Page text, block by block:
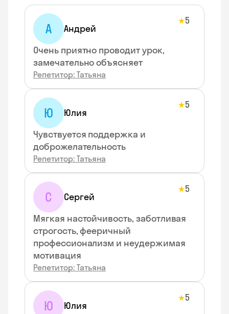
А Андрей
★5
Очень приятно проводит урок,
замечательно объясняет
Репетитор: Татьяна
Ю Юлия
★5
Чувствуется поддержка и
доброжелательность
Репетитор: Татьяна
С Сергей
★5
Мягкая настойчивость, заботливая
строгость, фееричный
профессионализм и неудержимая
мотивация
Репетитор: Татьяна
Ю Юлия
★5